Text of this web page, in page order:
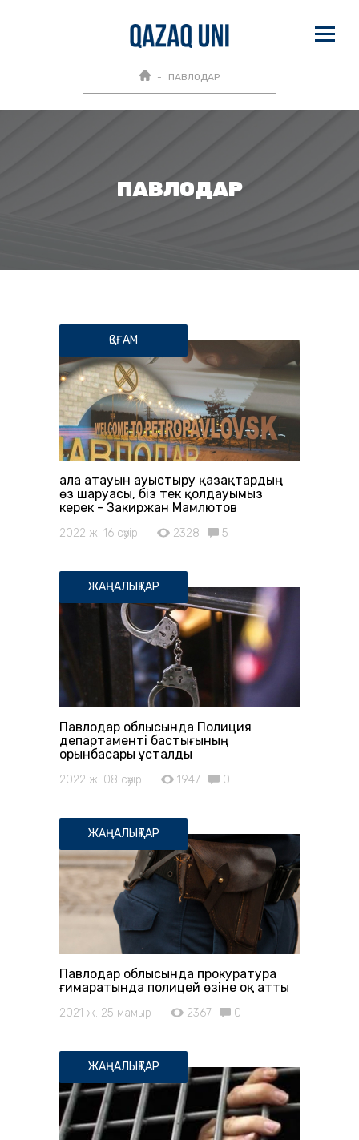
ПАВЛОДАР
ПАВЛОДАР
ҚОҒАМ
Қала атауын ауыстыру қазақтардың
өз шаруасы, біз тек қолдауымыз
керек - Закиржан Мамлютов
2022 ж. 16 сәуір 2328 5
ЖАҢАЛЫҚТАР
Павлодар облысында Полиция
департаменті бастығының
орынбасары ұсталды
2022 ж. 08 сәуір 1947 0
ЖАҢАЛЫҚТАР
Павлодар облысында прокуратура
ғимаратында полицей өзіне оқ атты
2021 ж. 25 мамыр 2367 0
ЖАҢАЛЫҚТАР